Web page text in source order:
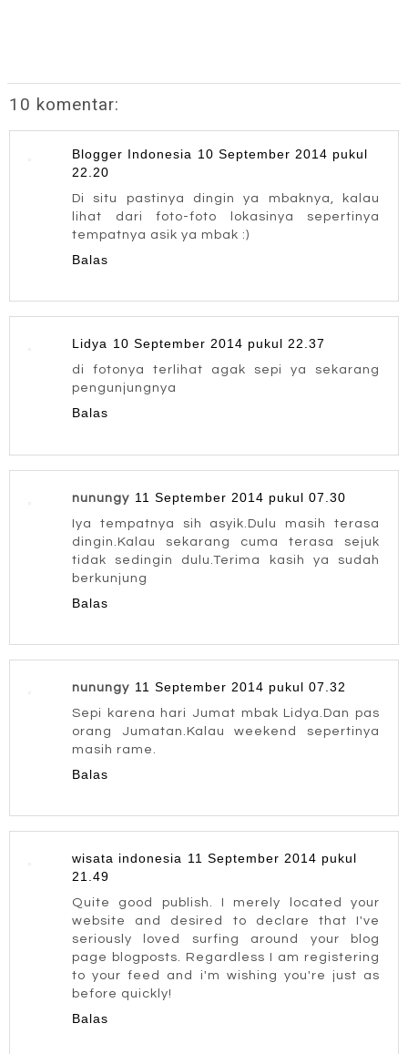
10 komentar:
Blogger Indonesia 10 September 2014 pukul
22.20
Di situ pastinya dingin ya mbaknya, kalau
lihat dari foto-foto lokasinya sepertinya
tempatnya asik ya mbak :)
Balas
Lidya 10 September 2014 pukul 22.37
di fotonya terlihat agak sepi ya sekarang
pengunjungnya
Balas
nunungy 11 September 2014 pukul 07.30
Iya tempatnya sih asyik.Dulu masih terasa
dingin.Kalau sekarang cuma terasa sejuk
tidak sedingin dulu.Terima kasih ya sudah
berkunjung
Balas
nunungy 11 September 2014 pukul 07.32
Sepi karena hari Jumat mbak Lidya.Dan pas
orang Jumatan.Kalau weekend sepertinya
masih rame.
Balas
wisata indonesia 11 September 2014 pukul
21.49
Quite good publish. I merely located your
website and desired to declare that I've
seriously loved surfing around your blog
page blogposts. Regardless I am registering
to your feed and i'm wishing you're just as
before quickly!
Balas